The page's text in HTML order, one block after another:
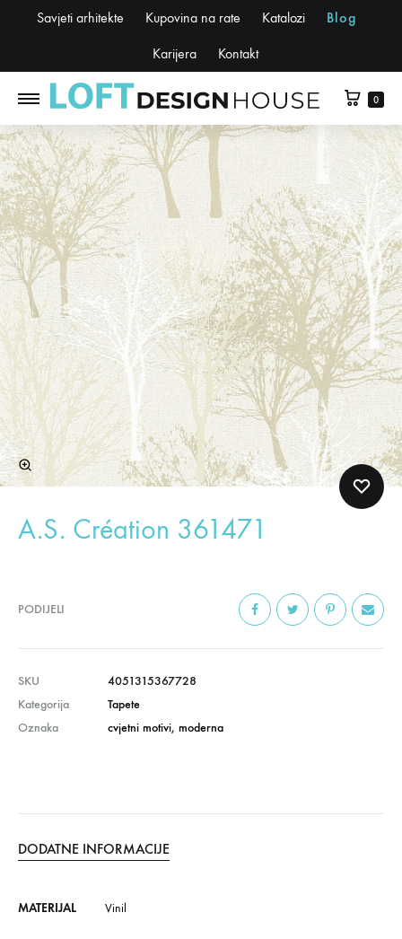
Savjeti arhitekte Kupovina na rate Katalozi Blog
Karijera Kontakt
0
A.S. Création 361471
PODIJELI
SKU
4051315367728
Kategorija
Tapete
Oznaka
cvjetni motivi, moderna
DODATNE INFORMACIJE
MATERIJAL Vinil